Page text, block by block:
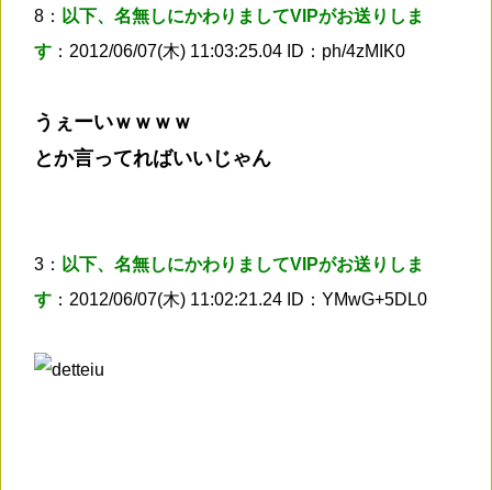
8： 以下、名無しにかわりましてVIPがお送りしま
す ：2012/06/07(木) 11:03:25.04 ID：ph/4zMIK0
うぇーいｗｗｗｗ
とか言ってればいいじゃん
3： 以下、名無しにかわりましてVIPがお送りしま
す ：2012/06/07(木) 11:02:21.24 ID：YMwG+5DL0